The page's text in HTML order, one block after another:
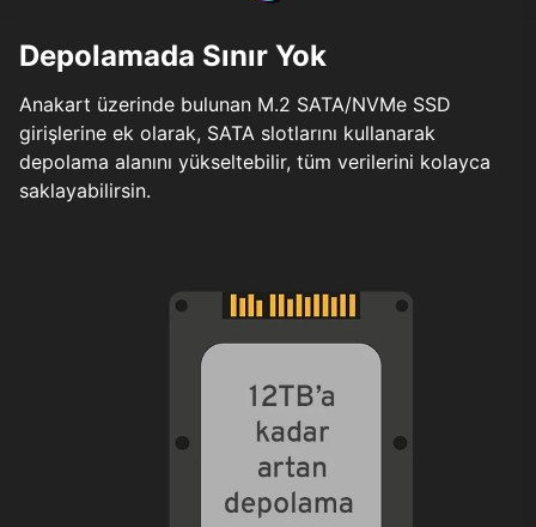
Depolamada Sınır Yok
Anakart üzerinde bulunan M.2 SATA/NVMe SSD
girişlerine ek olarak, SATA slotlarını kullanarak
depolama alanını yükseltebilir, tüm verilerini kolayca
saklayabilirsin.